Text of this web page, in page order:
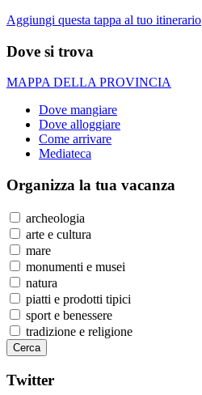
Aggiungi questa tappa al tuo itinerario
Dove si trova
MAPPA DELLA PROVINCIA
Dove mangiare
Dove alloggiare
Come arrivare
Mediateca
Organizza la tua vacanza
archeologia
arte e cultura
mare
monumenti e musei
natura
piatti e prodotti tipici
sport e benessere
tradizione e religione
Twitter